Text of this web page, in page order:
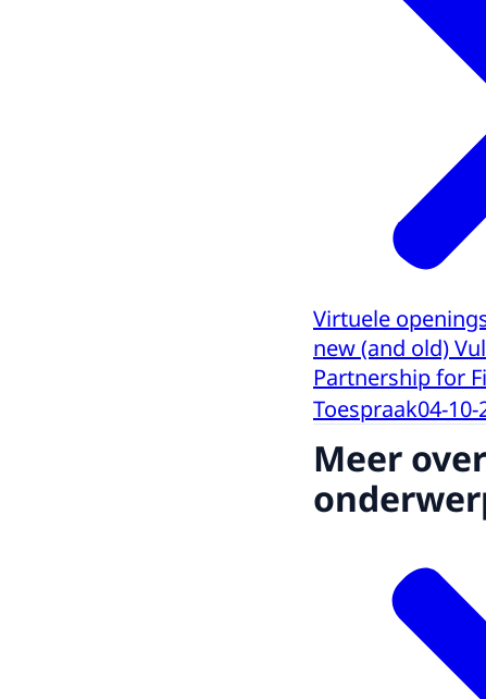
Virtuele
new (and old)
Partnership for
Toespraak04-10-
Meer